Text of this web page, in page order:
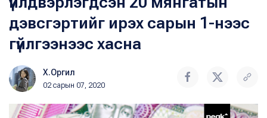
дэвсгэртийг ирэх сарын 1-нээс
гүйлгээнээс хасна
Х.Оргил
02 сарын 07, 2020